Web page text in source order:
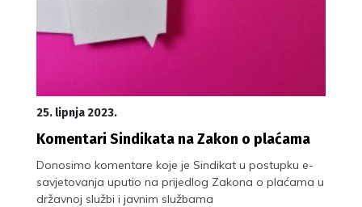
25. lipnja 2023.
Komentari Sindikata na Zakon o plaćama
Donosimo komentare koje je Sindikat u postupku e-
savjetovanja uputio na prijedlog Zakona o plaćama u
državnoj službi i javnim službama